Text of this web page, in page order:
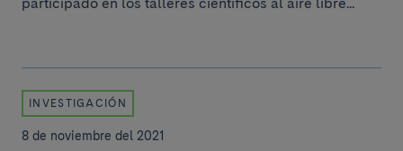
INVESTIGACIÓN
8 de noviembre del 2021